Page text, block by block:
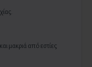
μακριά από εστίες